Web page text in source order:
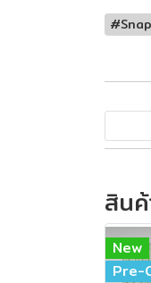
#Snap
สิน
New
Pre-